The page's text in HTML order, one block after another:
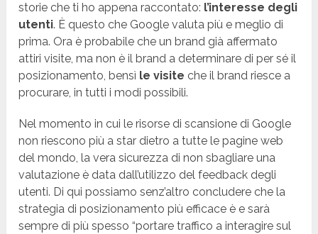
storie che ti ho appena raccontato: l’interesse degli
utenti. È questo che Google valuta più e meglio di
prima. Ora è probabile che un brand già affermato
attiri visite, ma non è il brand a determinare di per sé il
posizionamento, bensì le visite che il brand riesce a
procurare, in tutti i modi possibili.
Nel momento in cui le risorse di scansione di Google
non riescono più a star dietro a tutte le pagine web
del mondo, la vera sicurezza di non sbagliare una
valutazione è data dall’utilizzo del feedback degli
utenti. Di qui possiamo senz’altro concludere che la
strategia di posizionamento più efficace è e sarà
sempre di più spesso “portare traffico a interagire sul